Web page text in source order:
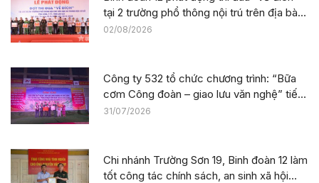
tại 2 trường phổ thông nội trú trên địa bàn
tỉnh Lào Cai
02/08/2026
Công ty 532 tổ chức chương trình: “Bữa
cơm Công đoàn – giao lưu văn nghệ” tiếp
sức công trường tại dự án Trường phổ
31/07/2026
Chi nhánh Trường Sơn 19, Binh đoàn 12 làm
tốt công tác chính sách, an sinh xã hội